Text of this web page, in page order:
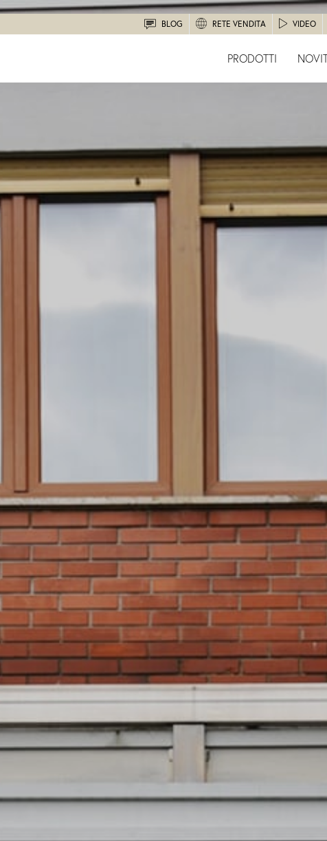
VIDEO
RETE VENDITA
BLOG
PRODOTTI
Cerca
nel
sito